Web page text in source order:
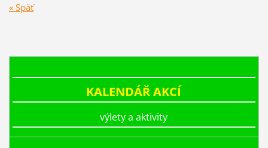
« Späť
KALENDÁŘ AKCÍ
výlety a aktivity